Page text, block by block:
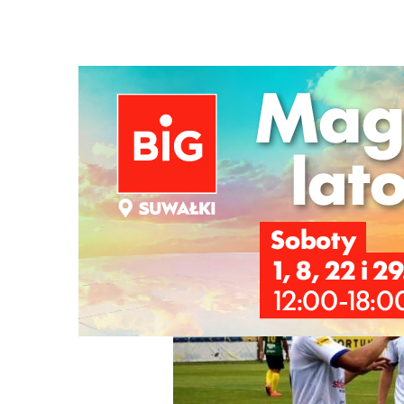
Ścieżka
nawigacyjna
Strona główna
Zwycięstwo na
SPORT 06/07/2020 /0 Komentarzy
Zwycięstwo na pocieszenie